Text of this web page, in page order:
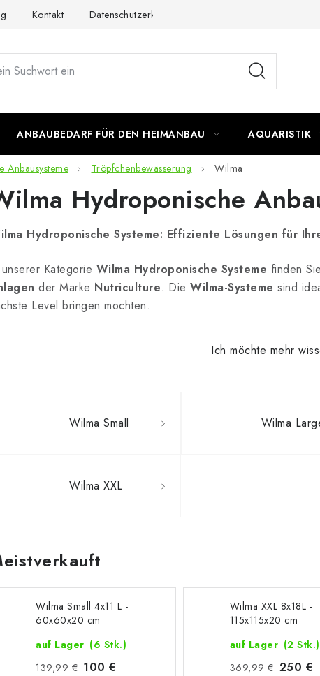
Kontakt Datenschutzerklärung
ANBAUBEDARF FÜR DEN HEIMANBAU AQUARISTIK
Anbausysteme Tröpfchenbewässerung Wilma
Hydroponische
Hydroponische Systeme: Effiziente Lösungen für
Kategorie Wilma Hydroponische Systeme finden
der Marke Nutriculture. Die Wilma-Systeme sind
Level bringen möchten.
Ich möchte mehr
Wilma Small Wilma
Wilma XXL
Wilma Small 4x11 L -
60x60x20 cm
auf Lager (6 Stk.)
139,99 € 100 €
Wilma XXL 8x18L -
115x115x20 cm
auf Lager (2 Stk.)
369,99 € 250 €